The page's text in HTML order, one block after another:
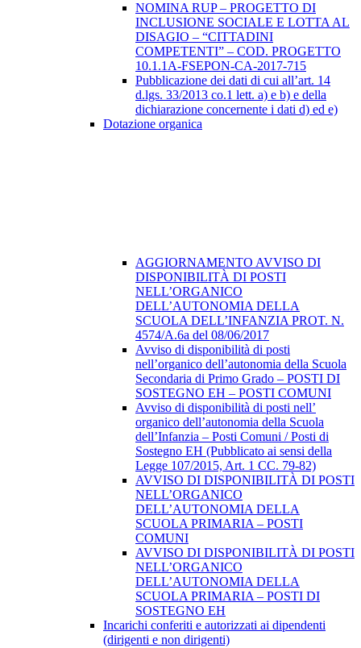
NOMINA RUP – PROGETTO DI
INCLUSIONE SOCIALE E LOTTA AL
DISAGIO – “CITTADINI
COMPETENTI” – COD. PROGETTO
10.1.1A-FSEPON-CA-2017-715
Pubblicazione dei dati di cui all’art. 14
d.lgs. 33/2013 co.1 lett. a) e b) e della
dichiarazione concernente i dati d) ed e)
Dotazione organica
AGGIORNAMENTO AVVISO DI
DISPONIBILITÀ DI POSTI
NELL’ORGANICO
DELL’AUTONOMIA DELLA
SCUOLA DELL’INFANZIA PROT. N.
4574/A.6a del 08/06/2017
Avviso di disponibilità di posti
nell’organico dell’autonomia della Scuola
Secondaria di Primo Grado – POSTI DI
SOSTEGNO EH – POSTI COMUNI
Avviso di disponibilità di posti nell’
organico dell’autonomia della Scuola
dell’Infanzia – Posti Comuni / Posti di
Sostegno EH (Pubblicato ai sensi della
Legge 107/2015, Art. 1 CC. 79-82)
AVVISO DI DISPONIBILITÀ DI POSTI
NELL’ORGANICO
DELL’AUTONOMIA DELLA
SCUOLA PRIMARIA – POSTI
COMUNI
AVVISO DI DISPONIBILITÀ DI POSTI
NELL’ORGANICO
DELL’AUTONOMIA DELLA
SCUOLA PRIMARIA – POSTI DI
SOSTEGNO EH
Incarichi conferiti e autorizzati ai dipendenti
(dirigenti e non dirigenti)